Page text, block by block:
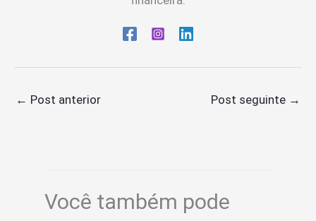
← Post anterior Post seguinte →
Você também pode